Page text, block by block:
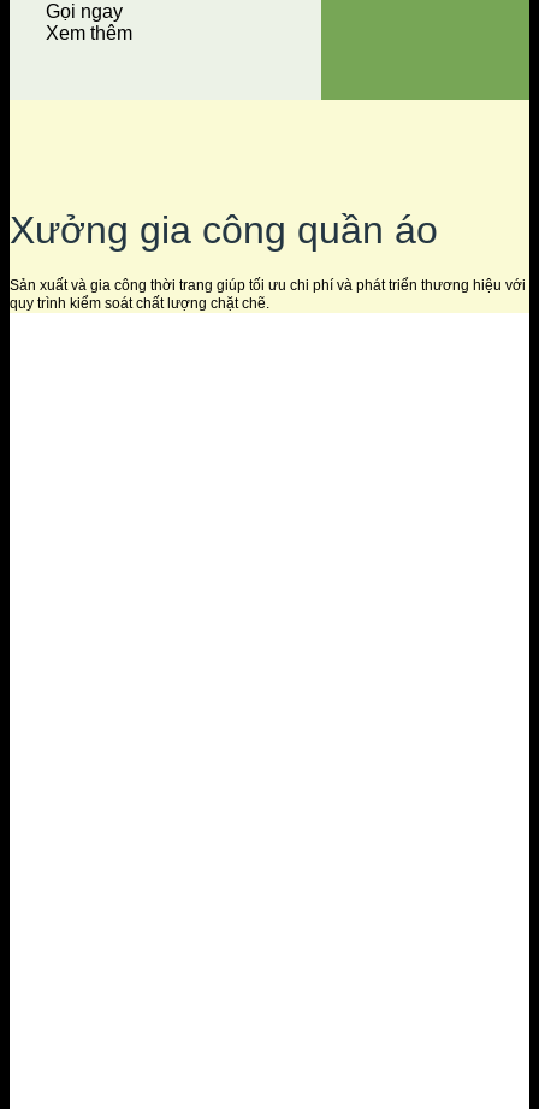
Gọi ngay
Xem thêm
Xưởng gia công quần áo
Sản xuất và gia công thời trang giúp tối ưu chi phí và phát triển thương hiệu với
quy trình kiểm soát chất lượng chặt chẽ.